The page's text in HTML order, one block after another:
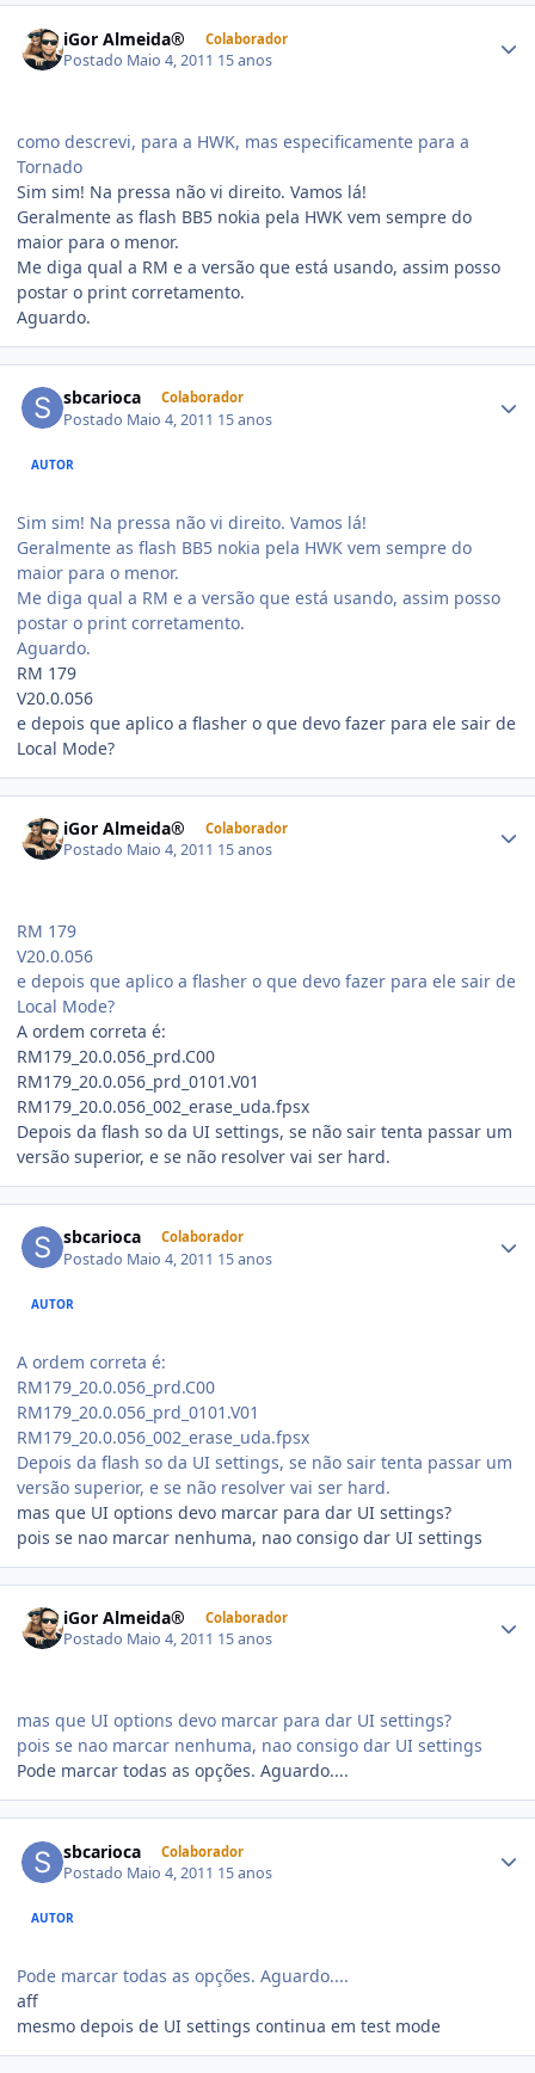
iGor Almeida® Colaborador
Postado Maio 4, 2011 15 anos
como descrevi, para a HWK, mas especificamente para a
Tornado
Sim sim! Na pressa não vi direito. Vamos lá!
Geralmente as flash BB5 nokia pela HWK vem sempre do
maior para o menor.
Me diga qual a RM e a versão que está usando, assim posso
postar o print corretamento.
Aguardo.
sbcarioca Colaborador
Postado Maio 4, 2011 15 anos
AUTOR
Sim sim! Na pressa não vi direito. Vamos lá!
Geralmente as flash BB5 nokia pela HWK vem sempre do
maior para o menor.
Me diga qual a RM e a versão que está usando, assim posso
postar o print corretamento.
Aguardo.
RM 179
V20.0.056
e depois que aplico a flasher o que devo fazer para ele sair de
Local Mode?
iGor Almeida® Colaborador
Postado Maio 4, 2011 15 anos
RM 179
V20.0.056
e depois que aplico a flasher o que devo fazer para ele sair de
Local Mode?
A ordem correta é:
RM179_20.0.056_prd.C00
RM179_20.0.056_prd_0101.V01
RM179_20.0.056_002_erase_uda.fpsx
Depois da flash so da UI settings, se não sair tenta passar um
versão superior, e se não resolver vai ser hard.
sbcarioca Colaborador
Postado Maio 4, 2011 15 anos
AUTOR
A ordem correta é:
RM179_20.0.056_prd.C00
RM179_20.0.056_prd_0101.V01
RM179_20.0.056_002_erase_uda.fpsx
Depois da flash so da UI settings, se não sair tenta passar um
versão superior, e se não resolver vai ser hard.
mas que UI options devo marcar para dar UI settings?
pois se nao marcar nenhuma, nao consigo dar UI settings
iGor Almeida® Colaborador
Postado Maio 4, 2011 15 anos
mas que UI options devo marcar para dar UI settings?
pois se nao marcar nenhuma, nao consigo dar UI settings
Pode marcar todas as opções. Aguardo....
sbcarioca Colaborador
Postado Maio 4, 2011 15 anos
AUTOR
Pode marcar todas as opções. Aguardo....
aff
mesmo depois de UI settings continua em test mode